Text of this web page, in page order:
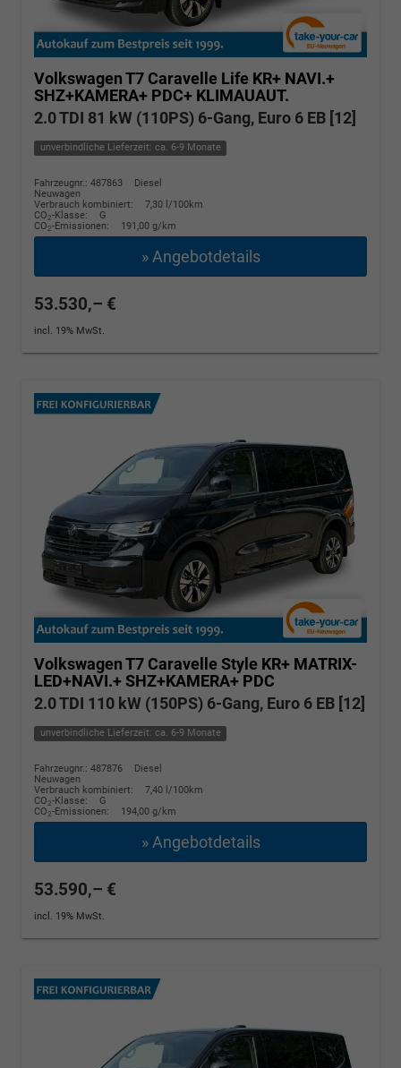
Volkswagen T7 Caravelle Life KR+ NAVI.+
SHZ+KAMERA+ PDC+ KLIMAUAUT.
2.0 TDI 81 kW (110PS) 6-Gang, Euro 6 EB [12]
unverbindliche Lieferzeit: ca. 6-9 Monate
Fahrzeugnr.: 487863
Diesel
Neuwagen
Verbrauch kombiniert:
7,30 l/100km
CO2-Klasse:
G
CO2-Emissionen: 191,00 g/km
» Angebotdetails
53.530,– €
incl. 19% MwSt.
Volkswagen T7 CaravelleStyle KR+ MATRIX-
LED+NAVI.+ SHZ+KAMERA+ PDC
2.0 TDI 110 kW (150PS) 6-Gang, Euro 6 EB [12]
unverbindliche Lieferzeit: ca. 6-9 Monate
Fahrzeugnr.: 487876
Diesel
Neuwagen
Verbrauch kombiniert:
7,40 l/100km
CO2-Klasse:
G
CO2-Emissionen: 194,00 g/km
» Angebotdetails
53.590,– €
incl. 19% MwSt.